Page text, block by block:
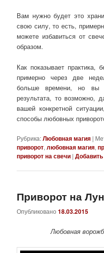
Вам нужно будет это
свою силу, то есть,
можете избавиться от
образом.
Как показывает практика,
примерно через две
больше времени, но вы
результата, то возможно,
вашей конкретной
способы любовных
Рубрика:Любовная магия |
приворот,любовная магия,
приворот на свечи |
Приворот на
Опубликовано18.03.2015
Любовная